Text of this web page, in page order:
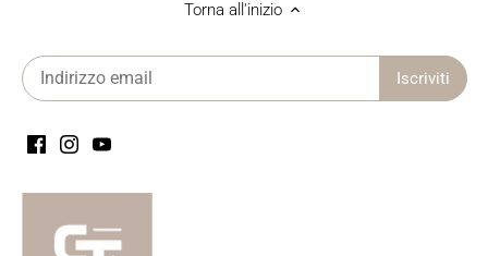
Torna all'inizio